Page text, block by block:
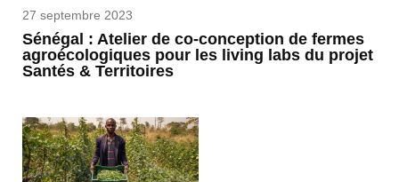
27 septembre 2023
Sénégal : Atelier de co-conception de fermes
agroécologiques pour les living labs du projet
Santés & Territoires